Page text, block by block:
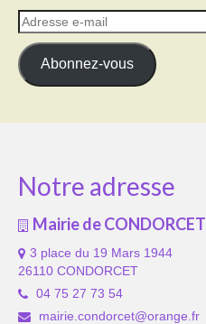
Adresse
e-
mail
Abonnez-vous
Notre adresse
Mairie de CONDORCET
3 place du 19 Mars 1944
26110 CONDORCET
04 75 27 73 54
mairie.condorcet@orange.fr